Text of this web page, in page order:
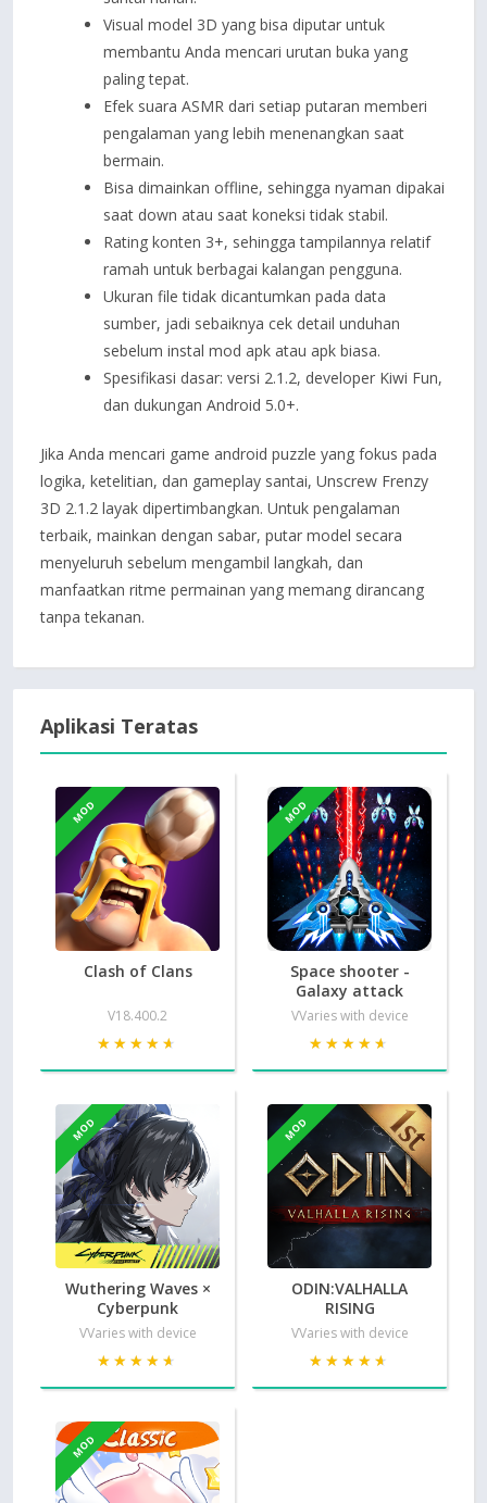
Visual model 3D yang bisa diputar untuk
membantu Anda mencari urutan buka yang
paling tepat.
Efek suara ASMR dari setiap putaran memberi
pengalaman yang lebih menenangkan saat
bermain.
Bisa dimainkan offline, sehingga nyaman dipakai
saat down atau saat koneksi tidak stabil.
Rating konten 3+, sehingga tampilannya relatif
ramah untuk berbagai kalangan pengguna.
Ukuran file tidak dicantumkan pada data
sumber, jadi sebaiknya cek detail unduhan
sebelum instal mod apk atau apk biasa.
Spesifikasi dasar: versi 2.1.2, developer Kiwi Fun,
dan dukungan Android 5.0+.
Jika Anda mencari game android puzzle yang fokus pada
logika, ketelitian, dan gameplay santai, Unscrew Frenzy
3D 2.1.2 layak dipertimbangkan. Untuk pengalaman
terbaik, mainkan dengan sabar, putar model secara
menyeluruh sebelum mengambil langkah, dan
manfaatkan ritme permainan yang memang dirancang
tanpa tekanan.
Aplikasi Teratas
MOD
Clash of Clans
V18.400.2
★★★★★
★★★★★
MOD
Space shooter -
Galaxy attack
VVaries with device
★★★★★
★★★★★
MOD
Wuthering Waves ×
Cyberpunk
VVaries with device
★★★★★
★★★★★
MOD
ODIN:VALHALLA
RISING
VVaries with device
★★★★★
★★★★★
MOD